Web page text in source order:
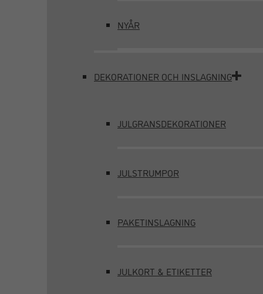
NYÅR
DEKORATIONER OCH INSLAGNING
JULGRANSDEKORATIONER
JULSTRUMPOR
PAKETINSLAGNING
JULKORT & ETIKETTER